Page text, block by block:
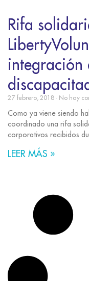
Rifa
integración
27 febrero, 2018 No hay
Como ya viene siendo
coordinado una rifa
corporativos recibidos
LEER MÁS »